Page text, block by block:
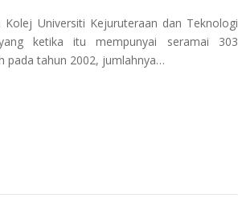
Universiti Kejuruteraan dan Teknologi
ketika itu mempunyai seramai 303
pada tahun 2002, jumlahnya…